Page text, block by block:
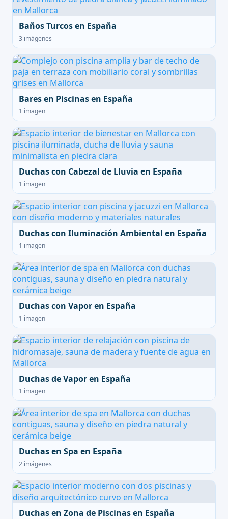
Baños Turcos en España
3 imágenes
Bares en Piscinas en España
1 imagen
Duchas con Cabezal de Lluvia en España
1 imagen
Duchas con Iluminación Ambiental en España
1 imagen
Duchas con Vapor en España
1 imagen
Duchas de Vapor en España
1 imagen
Duchas en Spa en España
2 imágenes
Duchas en Zona de Piscinas en España